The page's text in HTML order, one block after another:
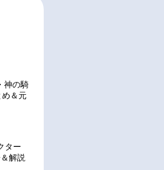
神の騎
め＆元
ター
解説